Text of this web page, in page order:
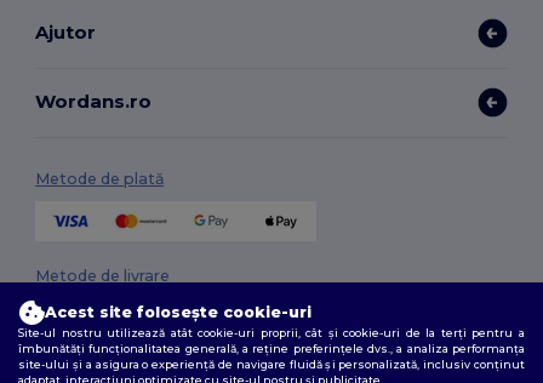
Ajutor
Wordans.ro
Metode de plată
Metode de livrare
Acest site folosește cookie-uri
Site-ul nostru utilizează atât cookie-uri proprii, cât și cookie-uri de la terți pentru a
îmbunătăți funcționalitatea generală, a reține preferințele dvs., a analiza performanța
site-ului și a asigura o experiență de navigare fluidă și personalizată, inclusiv conținut
adaptat, interacțiuni optimizate cu site-ul nostru și publicitate.